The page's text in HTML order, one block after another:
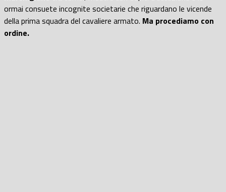
ormai consuete incognite societarie che riguardano le vicende
della prima squadra del cavaliere armato. Ma procediamo con
ordine.